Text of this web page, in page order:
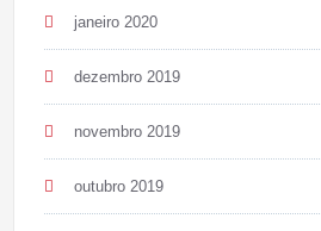
janeiro 2020
dezembro 2019
novembro 2019
outubro 2019